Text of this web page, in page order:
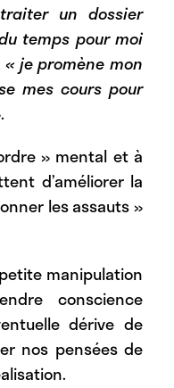
un dossier
temps pour moi
« je promène mon
mes cours pour
.
» mental et à
d’améliorer la
les assauts »
manipulation
conscience
dérive de
nos pensées de